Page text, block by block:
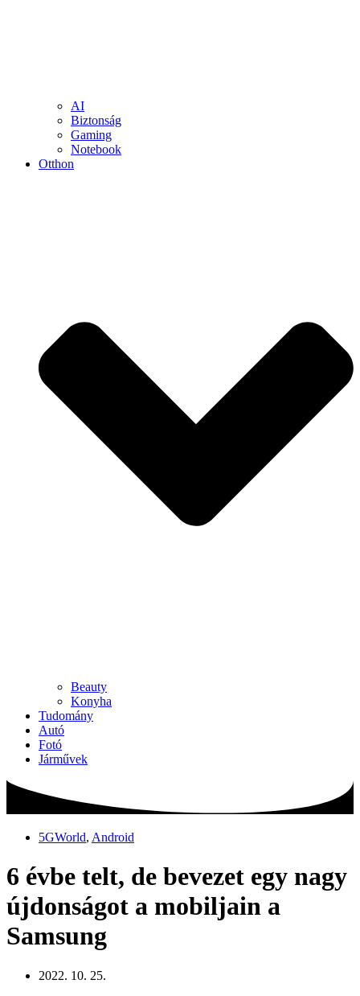
AI
Biztonság
Gaming
Notebook
Otthon
Beauty
Konyha
Tudomány
Autó
Fotó
Járművek
5GWorld, Android
6 évbe telt, de bevezet egy nagy
újdonságot a mobiljain a
Samsung
2022. 10. 25.